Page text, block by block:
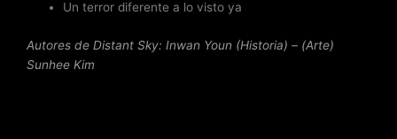
Un terror diferente a lo visto ya
Autores de Distant Sky: Inwan Youn (Historia) – (Arte)
Sunhee Kim